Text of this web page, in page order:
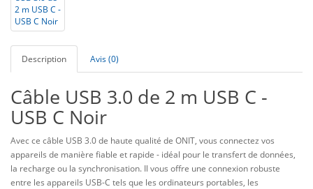
Description Avis (0)
Câble USB 3.0 de 2 m USB C -
USB C Noir
Avec ce câble USB 3.0 de haute qualité de ONIT, vous connectez vos
appareils de manière fiable et rapide - idéal pour le transfert de données,
la recharge ou la synchronisation. Il vous offre une connexion robuste
entre les appareils USB-C tels que les ordinateurs portables, les